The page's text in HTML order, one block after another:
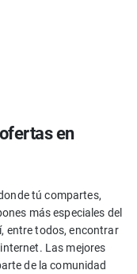
en
tú compartes,
más especiales del
entre todos, encontrar
Las mejores
de la comunidad